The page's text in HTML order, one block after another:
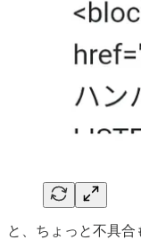
と、ちょっと不具合